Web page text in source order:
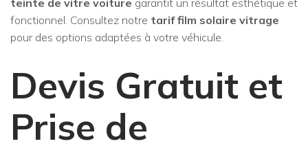
fonctionnel. Consultez notre tarif film solaire vitrage
pour des options adaptées à votre véhicule.
Devis Gratuit et
Prise de